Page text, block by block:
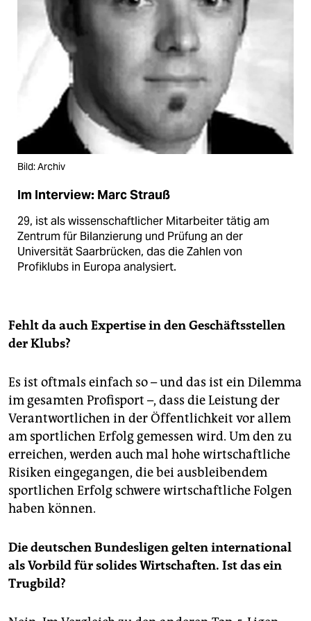
Bild: Archiv
Im Interview: Marc Strauß
29, ist als wissenschaftlicher Mitarbeiter tätig am
Zentrum für Bilanzierung und Prüfung an der
Universität Saarbrücken, das die Zahlen von
Profiklubs in Europa analysiert.
Fehlt da auch Expertise in den Geschäftsstellen
der Klubs?
Es ist oftmals einfach so – und das ist ein Dilemma
im gesamten Profisport –, dass die Leistung der
Verantwortlichen in der Öffentlichkeit vor allem
am sportlichen Erfolg gemessen wird. Um den zu
erreichen, werden auch mal hohe wirtschaftliche
Risiken eingegangen, die bei ausbleibendem
sportlichen Erfolg schwere wirtschaftliche Folgen
haben können.
Die deutschen Bundesligen gelten international
als Vorbild für solides Wirtschaften. Ist das ein
Trugbild?